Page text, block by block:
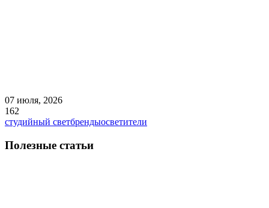
07 июля, 2026
162
студийный светбрендыосветители
Полезные статьи